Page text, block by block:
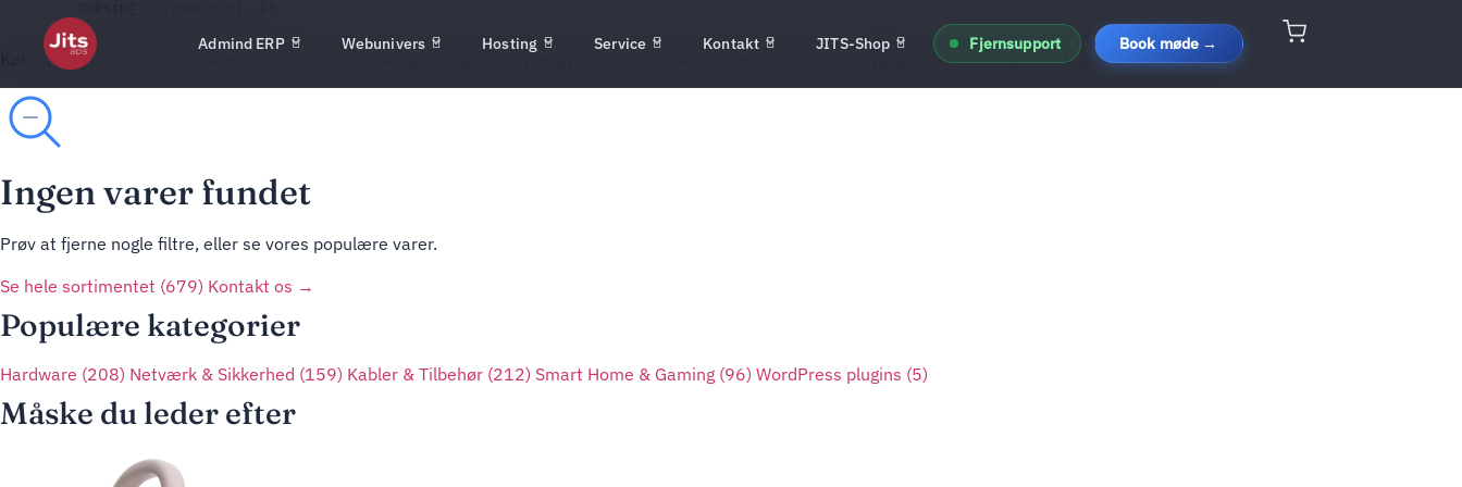
Admind ERP Webunivers Hosting Service Kontakt JITS-Shop Fjernsupport Book møde →
Køb Synergy 21 LED-produkter hos JITS. Stort udvalg af originale Synergy 21 LED-produkter med konkurrencedygtige priser, hurtig levering og dansk support.
Ingen varer fundet
Prøv at fjerne nogle filtre, eller se vores populære varer.
Se hele sortimentet (679) Kontakt os →
Populære kategorier
Hardware (208) Netværk & Sikkerhed (159) Kabler & Tilbehør (212) Smart Home & Gaming (96) WordPress plugins (5)
Måske du leder efter